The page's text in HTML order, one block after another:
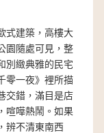
式建築，高樓大
園隨處可見，整
別緻典雅的民宅
零一夜》裡所描
交錯，滿目是店
喧嘩熱鬧。如果
辨不清東南西